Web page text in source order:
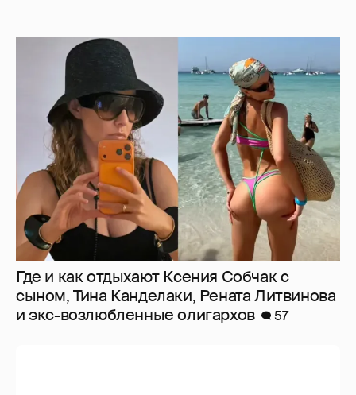
Где и как отдыхают Ксения Собчак с
сыном, Тина Канделаки, Рената Литвинова
и экс-возлюбленные олигархов
57